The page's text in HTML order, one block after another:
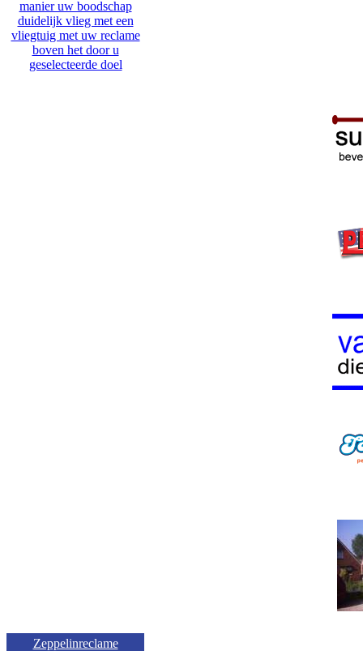
manier uw boodschap
duidelijk vlieg met een
vliegtuig met uw reclame
boven het door u
geselecteerde doel
Zeppelinreclame